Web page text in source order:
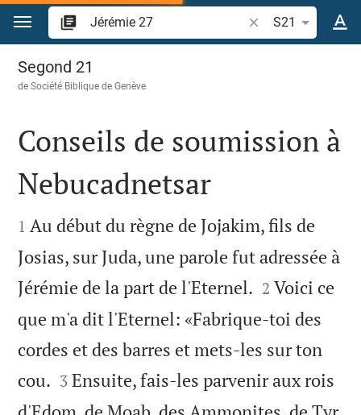
Aller vers contenu
Recherche d'un
S21
Jérémie 27
Segond 21
deSociété Biblique de Genève

Conseils de soumission à
Nebucadnetsar

1 Au début du règne de Jojakim, fils de
Josias, sur Juda, une parole fut adressée à
Jérémie de la part de l'Eternel. 

2 Voici ce
que m'a dit l'Eternel: «Fabrique-toi des
cordes et des barres et mets-les sur ton
cou. 

3 Ensuite, fais-les parvenir aux rois